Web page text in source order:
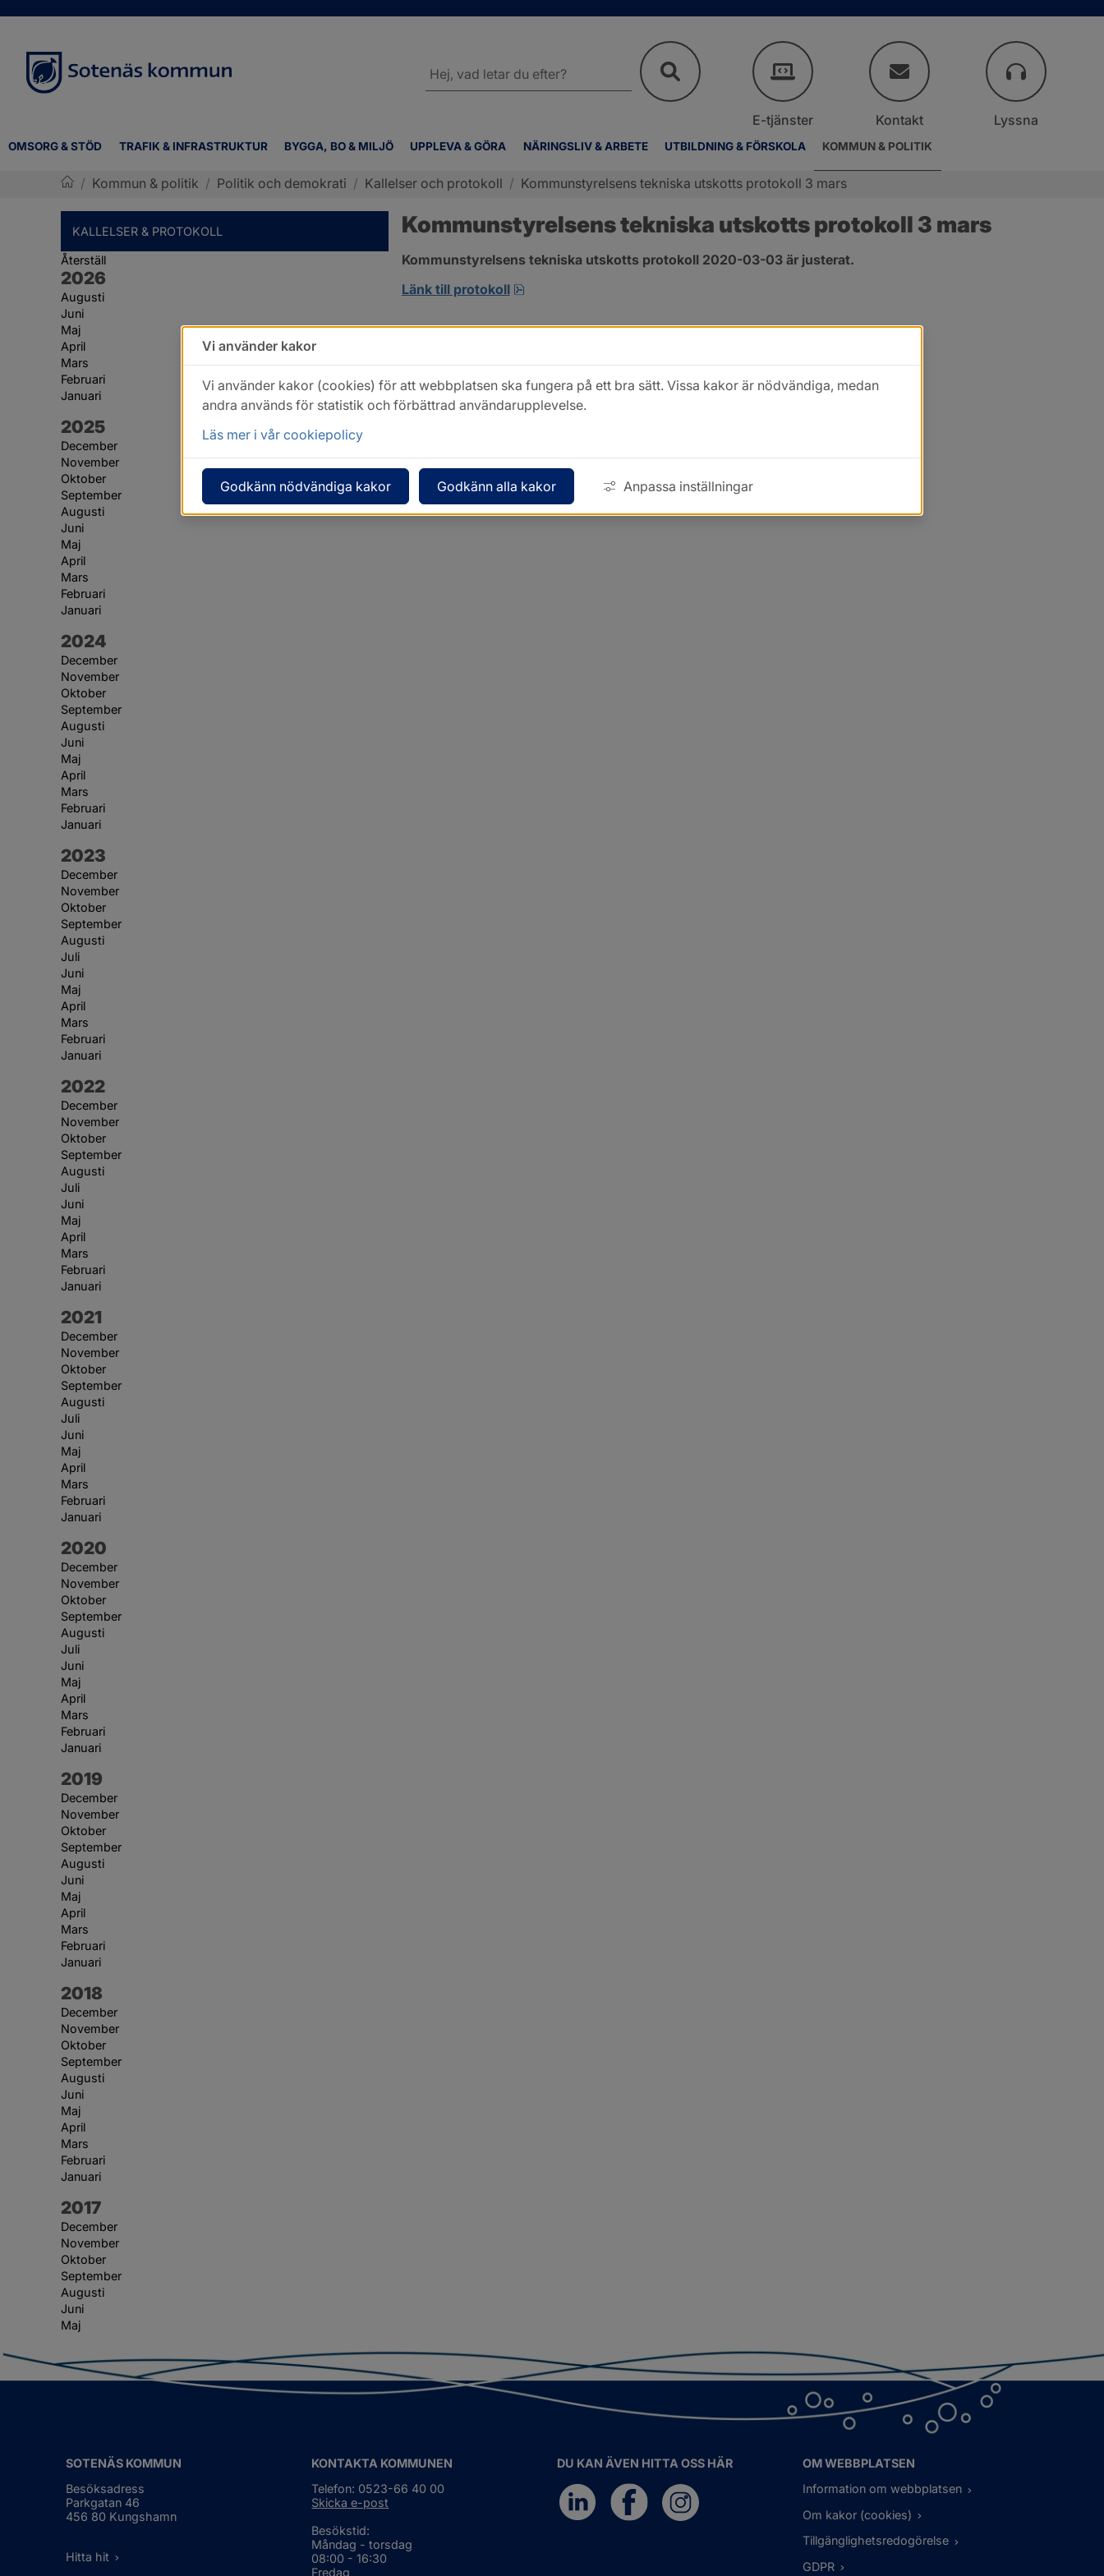
OMSORG & STÖD TRAFIK & INFRASTRUKTUR BYGGA, BO & MILJÖ UPPLEVA & GÖRA NÄRINGSLIV & ARBETE UTBILDNING & FÖRSKOLA KOMMUN & POLITIK
webbplatsen
E-tjänster Kontakt Lyssna
/ Kommun & politik / Politik och demokrati / Kallelser och protokoll / Kommunstyrelsens tekniska utskotts protokoll 3 mars
KALLELSER & PROTOKOLL
Återställ
År:
2026
Augusti
Juni
Maj
April
Mars
Februari
Januari
År:
2025
December
November
Oktober
September
Augusti
Juni
Maj
April
Mars
Februari
Januari
År:
2024
December
November
Oktober
September
Augusti
Juni
Maj
April
Mars
Februari
Januari
År:
2023
December
November
Oktober
September
Augusti
Juli
Juni
Maj
April
Mars
Februari
Januari
År:
2022
December
November
Oktober
September
Augusti
Juli
Juni
Maj
April
Mars
Februari
Januari
År:
2021
December
November
Oktober
September
Augusti
Juli
Juni
Maj
April
Mars
Februari
Januari
År:
2020
December
November
Oktober
September
Augusti
Juli
Juni
Maj
April
Mars
Februari
Januari
År:
2019
December
November
Oktober
September
Augusti
Juni
Maj
April
Mars
Februari
Januari
År:
2018
December
November
Oktober
September
Augusti
Juni
Maj
April
Mars
Februari
Januari
År:
2017
December
November
Oktober
September
Augusti
Juni
Maj
Kommunstyrelsens tekniska utskotts protokoll 3 mars
Kommunstyrelsens tekniska utskotts protokoll 2020-03-03 är justerat.
Länk till protokoll
pdf, 380.7 kB, öppnas i nytt fönster.
SOTENÄS KOMMUN
Besöksadress
Parkgatan 46
456 80 Kungshamn
Hitta hit
KONTAKTA KOMMUNEN
Telefon: 0523-66 40 00
Skicka e-post
Besökstid:
Måndag - torsdag
08:00 - 16:30
Fredag
DU KAN ÄVEN HITTA OSS HÄR
OM WEBBPLATSEN
Information om webbplatsen
Om kakor (cookies)
Tillgänglighetsredogörelse
GDPR
Vi använder kakor
Vi använder kakor (cookies) för att webbplatsen ska fungera på ett bra sätt. Vissa kakor är nödvändiga, medan
andra används för statistik och förbättrad användarupplevelse.
Läs mer i vår cookiepolicy
Godkänn nödvändiga kakor Godkänn alla kakor Anpassa inställningar